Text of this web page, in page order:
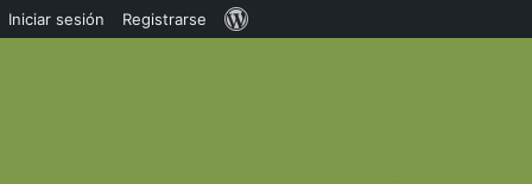
Iniciar sesión Registrarse